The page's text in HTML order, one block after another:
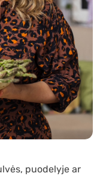
puodelyje ar